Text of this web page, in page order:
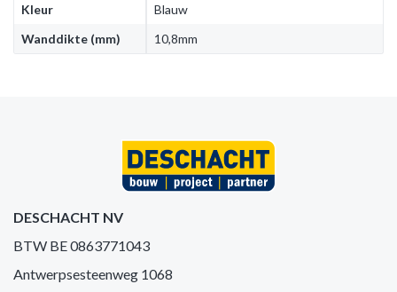
Kleur
Blauw
Wanddikte (mm)
10,8mm
DESCHACHT NV
BTW BE 0863771043
Antwerpsesteenweg 1068